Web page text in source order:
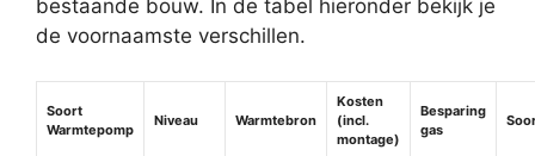
bestaande bouw. In de tabel hieronder bekijk je
de voornaamste verschillen.
Soort
Warmtepomp
Niveau Warmtebron
Kosten
(incl.
montage)
Besparing
gas